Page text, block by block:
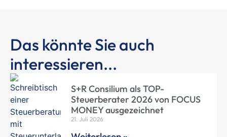
Das könnte Sie auch
interessieren...
S+R Consilium als TOP-
Steuerberater 2026 von FOCUS
MONEY ausgezeichnet
21. Juli 2026